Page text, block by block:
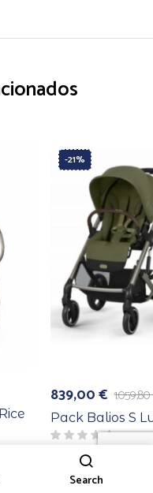
Search
-21%
1.059,80
El
precio
original
era:
1.059,80 €.
839,00€
El
precio
actual
es:
839,00 €.
Pack Balios S